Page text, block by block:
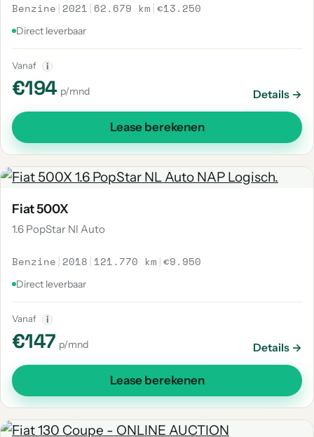
Benzine | 2021 | 62.679 km |€13.250
Direct leverbaar
Vanaf i
€194 p/mnd Details →
Lease berekenen
Fiat 500X
1.6 PopStar Nl Auto
Benzine | 2018 | 121.770 km |€9.950
Direct leverbaar
Vanaf i
€147 p/mnd Details →
Lease berekenen